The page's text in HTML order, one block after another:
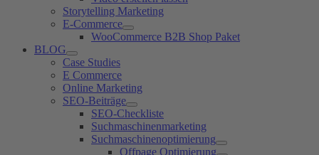
Storytelling Marketing
E-Commerce
WooCommerce B2B Shop Paket
BLOG
Case Studies
E Commerce
Online Marketing
SEO-Beiträge
SEO-Checkliste
Suchmaschinenmarketing
Suchmaschinenoptimierung
Offpage Optimierung